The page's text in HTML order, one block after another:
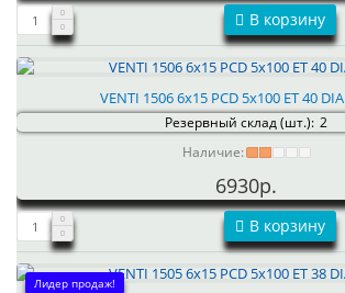
В корзину
VENTI 1506 6x15 PCD 5x100 ET 40
Резервный склад (шт.): 2
Наличие:
6930р.
В корзину
Лидер продаж!